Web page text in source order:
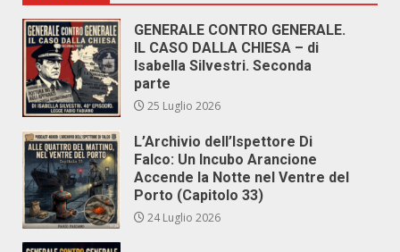
GENERALE CONTRO GENERALE.
IL CASO DALLA CHIESA – di
Isabella Silvestri. Seconda
parte
25 Luglio 2026
L’Archivio dell’Ispettore Di
Falco: Un Incubo Arancione
Accende la Notte nel Ventre del
Porto (Capitolo 33)
24 Luglio 2026